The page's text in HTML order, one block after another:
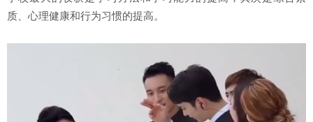
质、心理健康和行为习惯的提高。